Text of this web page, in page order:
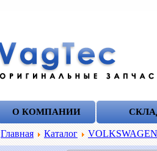
О КОМПАНИИ
Главная Каталог VOLKSWAGEN